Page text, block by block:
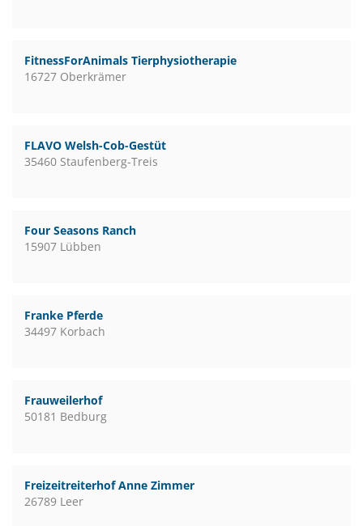
FitnessForAnimals Tierphysiotherapie
16727 Oberkrämer
FLAVO Welsh-Cob-Gestüt
35460 Staufenberg-Treis
Four Seasons Ranch
15907 Lübben
Franke Pferde
34497 Korbach
Frauweilerhof
50181 Bedburg
Freizeitreiterhof Anne Zimmer
26789 Leer